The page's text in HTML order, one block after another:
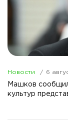
Новости 6
Машков
культур